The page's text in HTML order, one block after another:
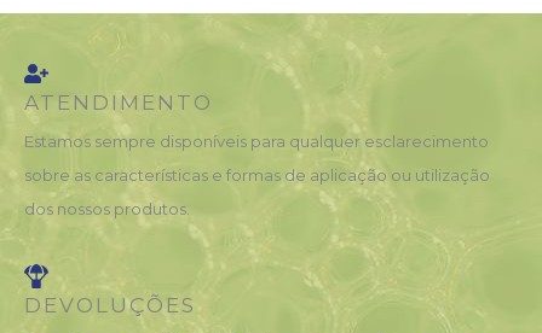
ATENDIMENTO
Estamos sempre disponíveis para qualquer esclarecimento
sobre as características e formas de aplicação ou utilização
dos nossos produtos.
DEVOLUÇÕES